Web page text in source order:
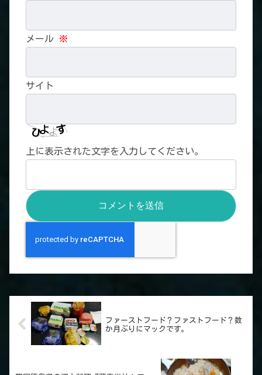
メール ※
サイト
上に表示された文字を入力してください。
ファーストフード？ファストフード？数
か月ぶりにマックです。